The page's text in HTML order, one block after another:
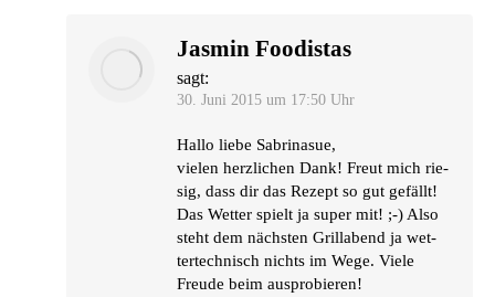
Jasmin Foodistas
sagt:
30. Juni 2015 um 17:50 Uhr
Hal­lo lie­be Sabrinasue,
vie­len herz­li­chen Dank! Freut mich rie­
sig, dass dir das Rezept so gut gefällt!
Das Wet­ter spielt ja super mit! ;-) Also
steht dem nächs­ten Grill­abend ja wet­
ter­tech­nisch nichts im Wege. Vie­le
Freu­de beim ausprobieren!